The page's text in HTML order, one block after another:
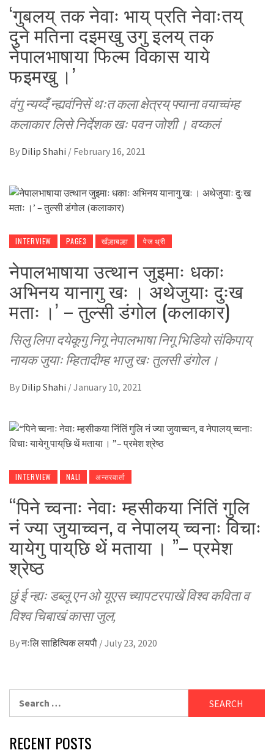
‘गुबलय् तक नेवाः भाय् प्रति नेवाःतय्
दुने मतिना दइमखु उगु इलय् तक
नेपालभाषाया फिल्म विकास याये
फइमखु ।’
वंगु न्यय्दँ न्ह्यवंनिसें थःत कला क्षेत्रय् फ्याना वयाच्वंम्ह
कलाकार लिसे निर्देशक खः पवन जोशी । वय्कलं
By Dilip Shahi / February 16, 2021
INTERVIEW PAGE3 खँल्हाबल्हा पेज थ्री
नेपालभाषाया उत्थान जुइमाः धकाः
अभिनय यानागु खः । अथेजुयाः दुःख
मताः ।’ – तुल्सी डंगोल (कलाकार)
सिलु लिपा दयेकूगु निगू नेपालभाषा निगू भिडियो संकिपाय्
नायक जुयाः म्हितादीम्ह भाजु खः तुलसी डंगोल ।
By Dilip Shahi /January 10, 2021
INTERVIEW NALI अन्तरवार्ता
“पिने च्वनाः नेवाः म्हसीकया निंतिं गुलि
नं ज्या जुयाच्वन, व नेपालय् च्वनाः विचाः
यायेगु पाय्‌छि थें मताया । ”– प्रमेश
श्रेष्ठ
छुं ई न्ह्यः डब्लू एन ओ यूएस च्यापटरपाखें विश्व कविता व
विश्व चिबाखं कासा जुल,
Byनःलि साहित्यिक लयपाै /July 23, 2020
RECENT POSTS